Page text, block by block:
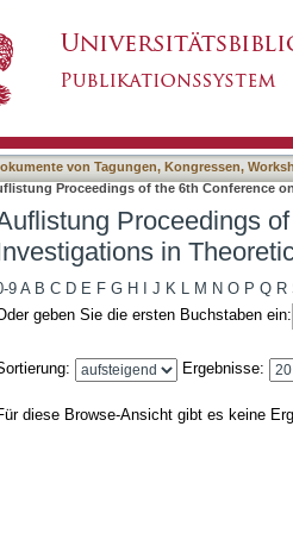
von Tagungen, Kongressen,
Proceedings of the 6th Conference
Proceedings
in
9A B C D E F G H J K L M N O P Q R
geben Sie die ersten Buchstaben ein:
Ergebnisse:
diese Browse-Ansicht gibt es keine